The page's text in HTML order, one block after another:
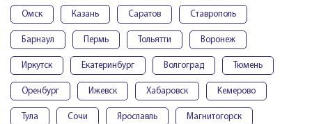
Омск Казань Саратов Ставрополь
Барнаул Пермь Тольятти Воронеж
Иркутск Екатеринбург Волгоград Тюмень
Оренбург Ижевск Хабаровск Кемерово
Тула Сочи Ярославль Магнитогорск